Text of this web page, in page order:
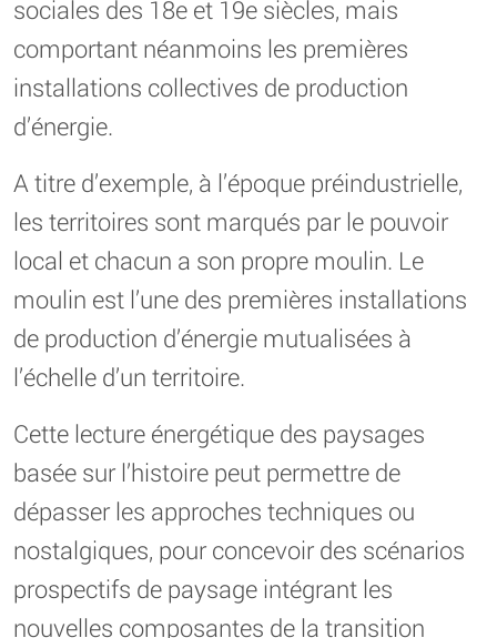
sociales des 18e et 19e siècles, mais
comportant néanmoins les premières
installations collectives de production
d’énergie.
A titre d’exemple, à l’époque préindustrielle,
les territoires sont marqués par le pouvoir
local et chacun a son propre moulin. Le
moulin est l’une des premières installations
de production d’énergie mutualisées à
l’échelle d’un territoire.
Cette lecture énergétique des paysages
basée sur l’histoire peut permettre de
dépasser les approches techniques ou
nostalgiques, pour concevoir des scénarios
prospectifs de paysage intégrant les
nouvelles composantes de la transition